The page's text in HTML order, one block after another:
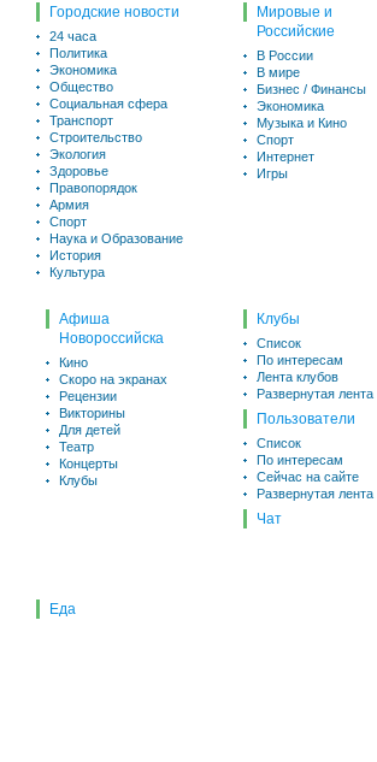
Городские новости
24 часа
Политика
Экономика
Общество
Социальная сфера
Транспорт
Строительство
Экология
Здоровье
Правопорядок
Армия
Спорт
Наука и Образование
История
Культура
Мировые и
Российские
В России
В мире
Бизнес / Финансы
Экономика
Музыка и Кино
Спорт
Интернет
Игры
Афиша
Новороссийска
Кино
Скоро на экранах
Рецензии
Викторины
Для детей
Театр
Концерты
Клубы
Клубы
Список
По интересам
Лента клубов
Развернутая лента
Пользователи
Список
По интересам
Сейчас на сайте
Развернутая лента
Чат
Еда